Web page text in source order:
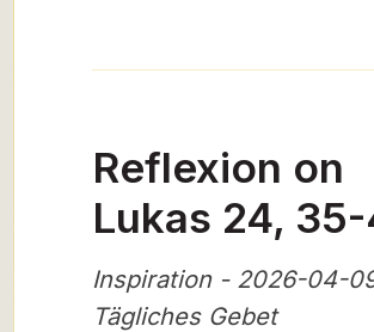
Reflexion on
Lukas 24,
Inspiration - 2026-04-
Tägliches Gebet